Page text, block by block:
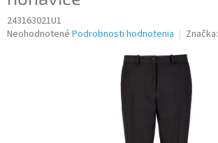
243163021U1
Priemerné
Neohodnotené Podrobnosti hodnotenia Značka: